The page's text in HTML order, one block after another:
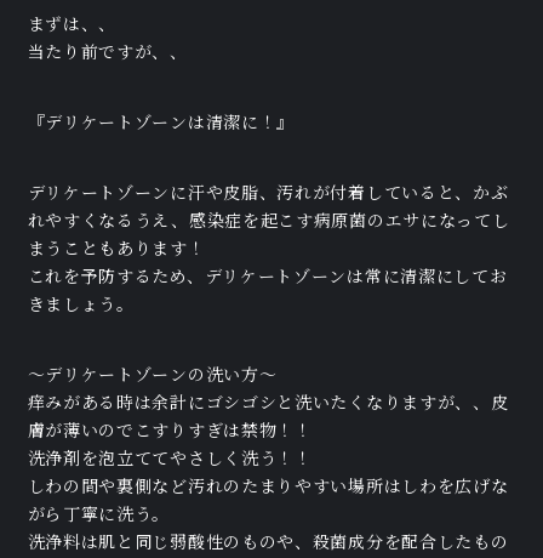
まずは、、
当たり前ですが、、
『デリケートゾーンは清潔に！』
デリケートゾーンに汗や皮脂、汚れが付着していると、かぶ
れやすくなるうえ、感染症を起こす病原菌のエサになってし
まうこともあります！
これを予防するため、デリケートゾーンは常に清潔にしてお
きましょう。
〜デリケートゾーンの洗い方〜
痒みがある時は余計にゴシゴシと洗いたくなりますが、、皮
膚が薄いのでこすりすぎは禁物！！
洗浄剤を泡立ててやさしく洗う！！
しわの間や裏側など汚れのたまりやすい場所はしわを広げな
がら丁寧に洗う。
洗浄料は肌と同じ弱酸性のものや、殺菌成分を配合したもの